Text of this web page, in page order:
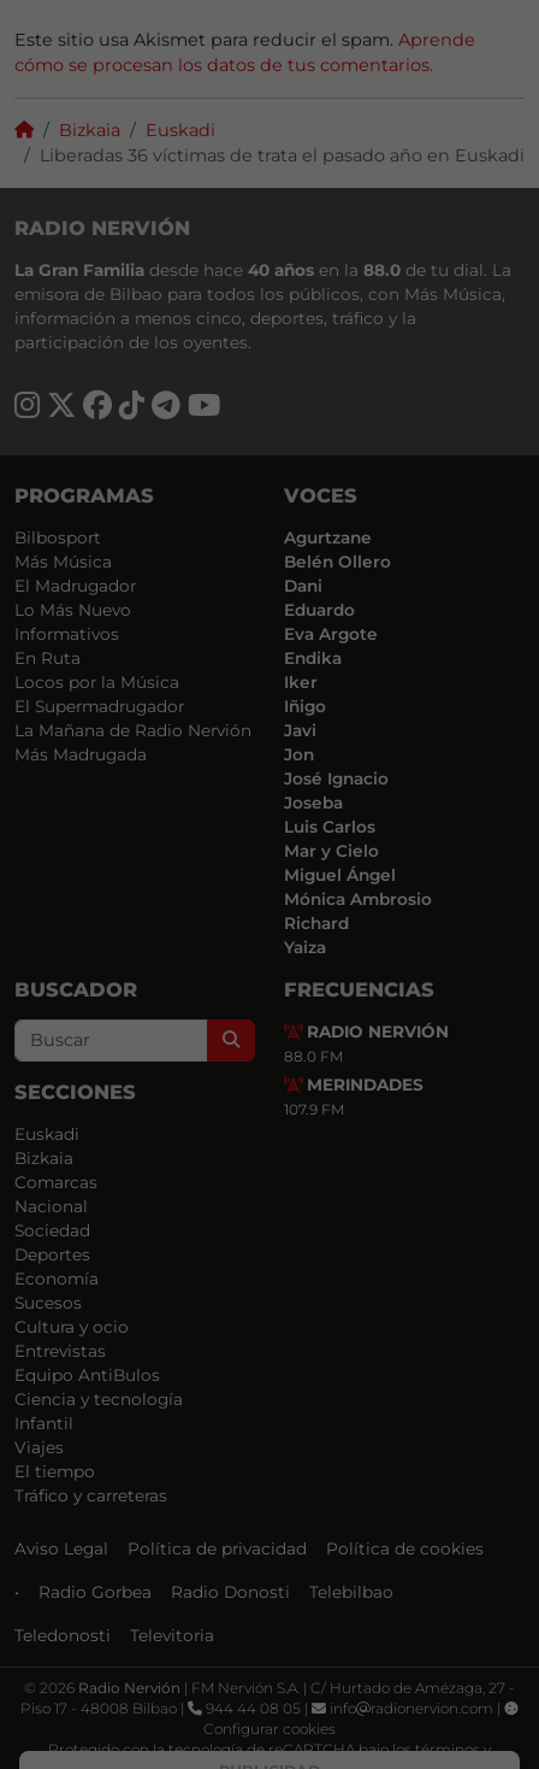
Este sitio usa Akismet para reducir el spam. Aprende
cómo se procesan los datos de tus comentarios.
Bizkaia
Euskadi
Liberadas 36 víctimas de trata el pasado año en Euskadi
RADIO NERVIÓN
La Gran Familia desde hace 40 años en la 88.0 de tu dial. La
emisora de Bilbao para todos los públicos, con Más Música,
información a menos cinco, deportes, tráfico y la
participación de los oyentes.
PROGRAMAS
Bilbosport
Más Música
El Madrugador
Lo Más Nuevo
Informativos
En Ruta
Locos por la Música
El Supermadrugador
La Mañana de Radio Nervión
Más Madrugada
VOCES
Agurtzane
Belén Ollero
Dani
Eduardo
Eva Argote
Endika
Iker
Iñigo
Javi
Jon
José Ignacio
Joseba
Luis Carlos
Mar y Cielo
Miguel Ángel
Mónica Ambrosio
Richard
Yaiza
BUSCADOR
Search
SECCIONES
Euskadi
Bizkaia
Comarcas
Nacional
Sociedad
Deportes
Economía
Sucesos
Cultura y ocio
Entrevistas
Equipo AntiBulos
Ciencia y tecnología
Infantil
Viajes
El tiempo
Tráfico y carreteras
FRECUENCIAS
RADIO NERVIÓN
88.0 FM
MERINDADES
107.9 FM
Aviso Legal Política de privacidad Política de cookies
• Radio Gorbea Radio Donosti Telebilbao
Teledonosti Televitoria
© 2026 Radio Nervión | FM Nervión S.A. | C/ Hurtado de Amézaga, 27 -
Piso 17 - 48008 Bilbao |
944 44 08 05 | info
radionervion.com |
Configurar cookies
Protegido con la tecnología de reCAPTCHA bajo los términos y